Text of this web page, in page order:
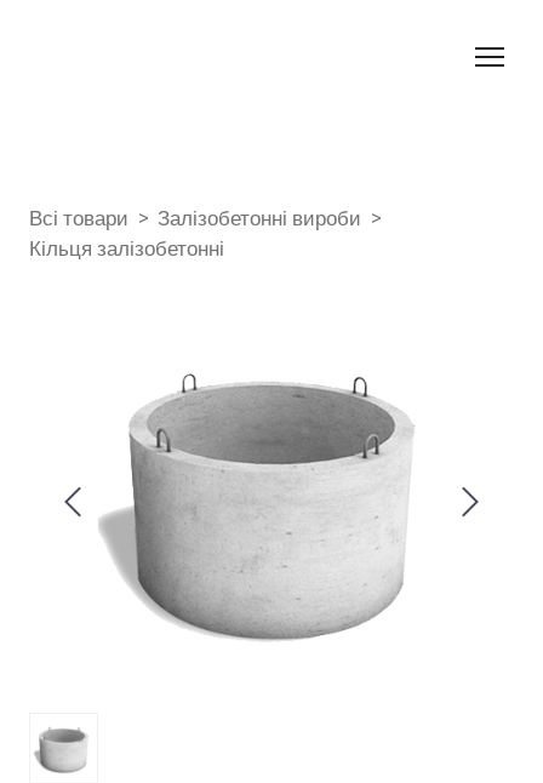
Всі товари
Залізобетонні вироби
Кільця залізобетонні